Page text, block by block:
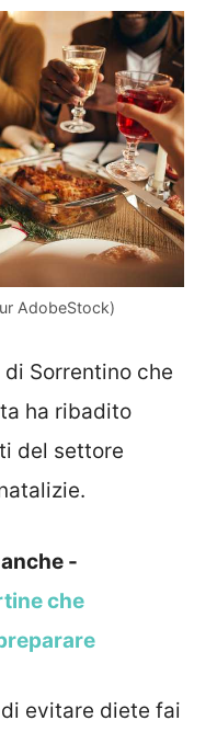
AdobeStock)
Sorrentino che
ha ribadito
del settore
-
che
evitare diete fai